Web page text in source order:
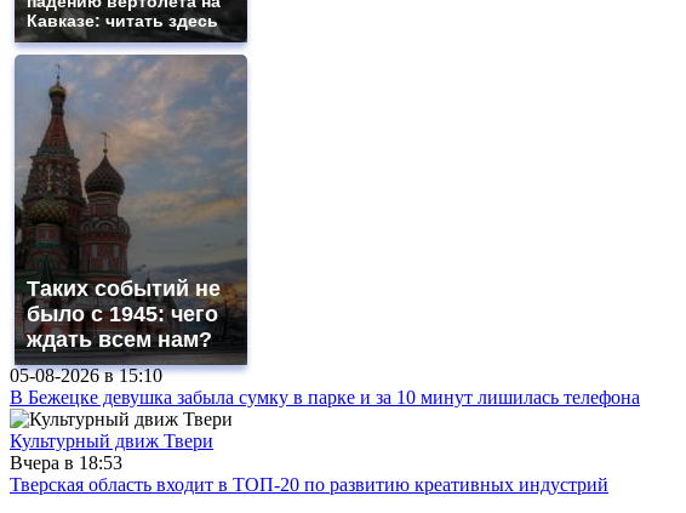
Кавказе: читать здесь
Таких событий не
было с 1945: чего
ждать всем нам?
05-08-2026 в15:10
В Бежецке девушка забыла сумку в парке и за 10 минут лишилась телефона
Культурный движ Твери
Вчера в 18:53
Тверская область входит в ТОП-20 по развитию креативных индустрий